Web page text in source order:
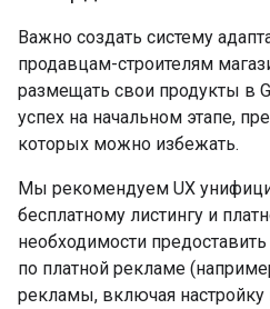
Важно создать систему
продавцам-строителям
размещать свои продукты в
успех на начальном этапе,
которых можно избежать.
Мы рекомендуем UX
бесплатному листингу и
необходимости
по платной рекламе
рекламы, включая настройку